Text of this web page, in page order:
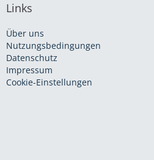
Links
Über uns
Nutzungsbedingungen
Datenschutz
Impressum
Cookie-Einstellungen